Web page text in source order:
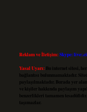
Reklam ve İletişim:Skype:
Yasal Uyarı: Bu internet sitesi,
bağlantısı bulunmamaktadır.
paylaşılmaktadır. Burada yer
ve kişiler hakkında paylaşım
benzerlikleri tamamen
taşımazlar.